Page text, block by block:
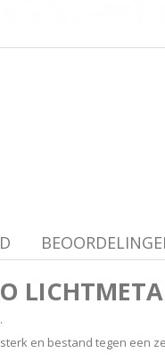
en bestand tegen een